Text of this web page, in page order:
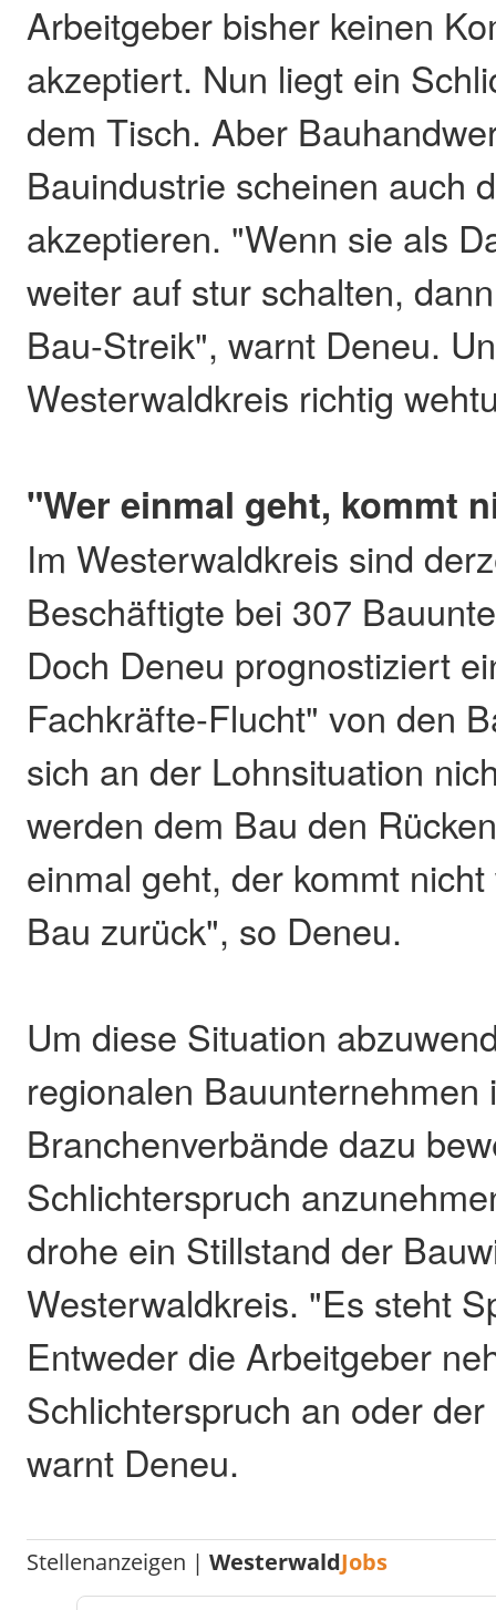
Arbeitgeber bisher keinen
akzeptiert. Nun liegt ein
dem Tisch. Aber
Bauindustrie scheinen auch
akzeptieren. "Wenn sie als
weiter auf stur schalten,
Bau-Streik", warnt Deneu.
Westerwaldkreis richtig
"Wer einmal geht, kommt
Im Westerwaldkreis sind
Beschäftigte bei 307
Doch Deneu prognostiziert
Fachkräfte-Flucht" von den
sich an der Lohnsituation
werden dem Bau den
einmal geht, der kommt
Bau zurück", so Deneu.
Um diese Situation
regionalen Bauunternehmen
Branchenverbände dazu
Schlichterspruch
drohe ein Stillstand der
Westerwaldkreis. "Es steht
Entweder die Arbeitgeber
Schlichterspruch an oder
warnt Deneu.
Stellenanzeigen |WesterwaldJobs